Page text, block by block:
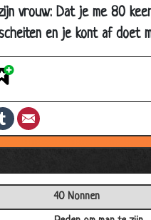
vrouw: Dat je me 80
en je kont af doet
Tumblr
40 Nonnen